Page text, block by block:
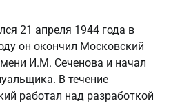
21 апреля 1944 года в
он окончил Московский
И.М. Сеченова и начал
В течение
работал над разработкой